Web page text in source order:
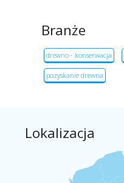
Branże
drewno - konserwacja
pozyskanie drewna
Lokalizacja